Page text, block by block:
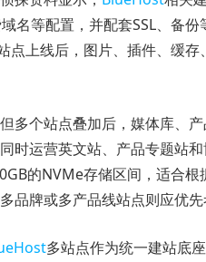
名等配置，并配套SSL、备
点上线后，图片、插件、缓
多个站点叠加后，媒体库、产
时运营英文站、产品专题站
的NVMe存储区间，适合
牌或多产品线站点则应优先
多站点作为统一建站底